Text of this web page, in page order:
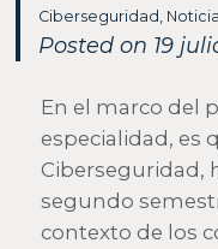
Ciberseguridad
Posted on 19
En el marco del
especialidad, es
Ciberseguridad,
segundo
contexto de los